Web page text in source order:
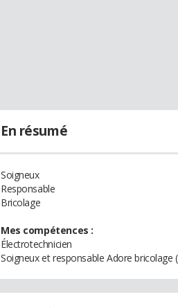
En résumé
Soigneux
Responsable
Bricolage
Mes compétences :
Électrotechnicien
Soigneux et responsable Adore bricolage